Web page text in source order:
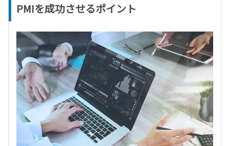
PMIを成功させるポイント